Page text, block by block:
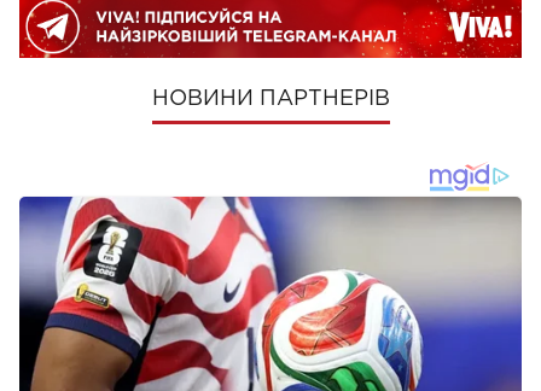
НОВИНИ ПАРТНЕРІВ